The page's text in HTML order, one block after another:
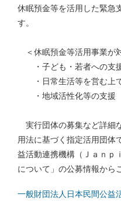
休眠預金等を活用した緊急
す。
＜休眠預金等活用事業が
・子ども・若者への支
・日常生活等を営む上
・地域活性化等の支援
実行団体の募集など詳細
用法に基づく指定活用団体
益活動連携機構（Ｊａｎｐ
について」の公募情報から
一般財団法人日本民間公益